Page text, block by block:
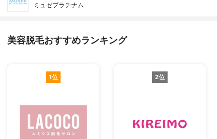
ミュゼプラチナム
美容脱毛おすすめランキング
1位 2位